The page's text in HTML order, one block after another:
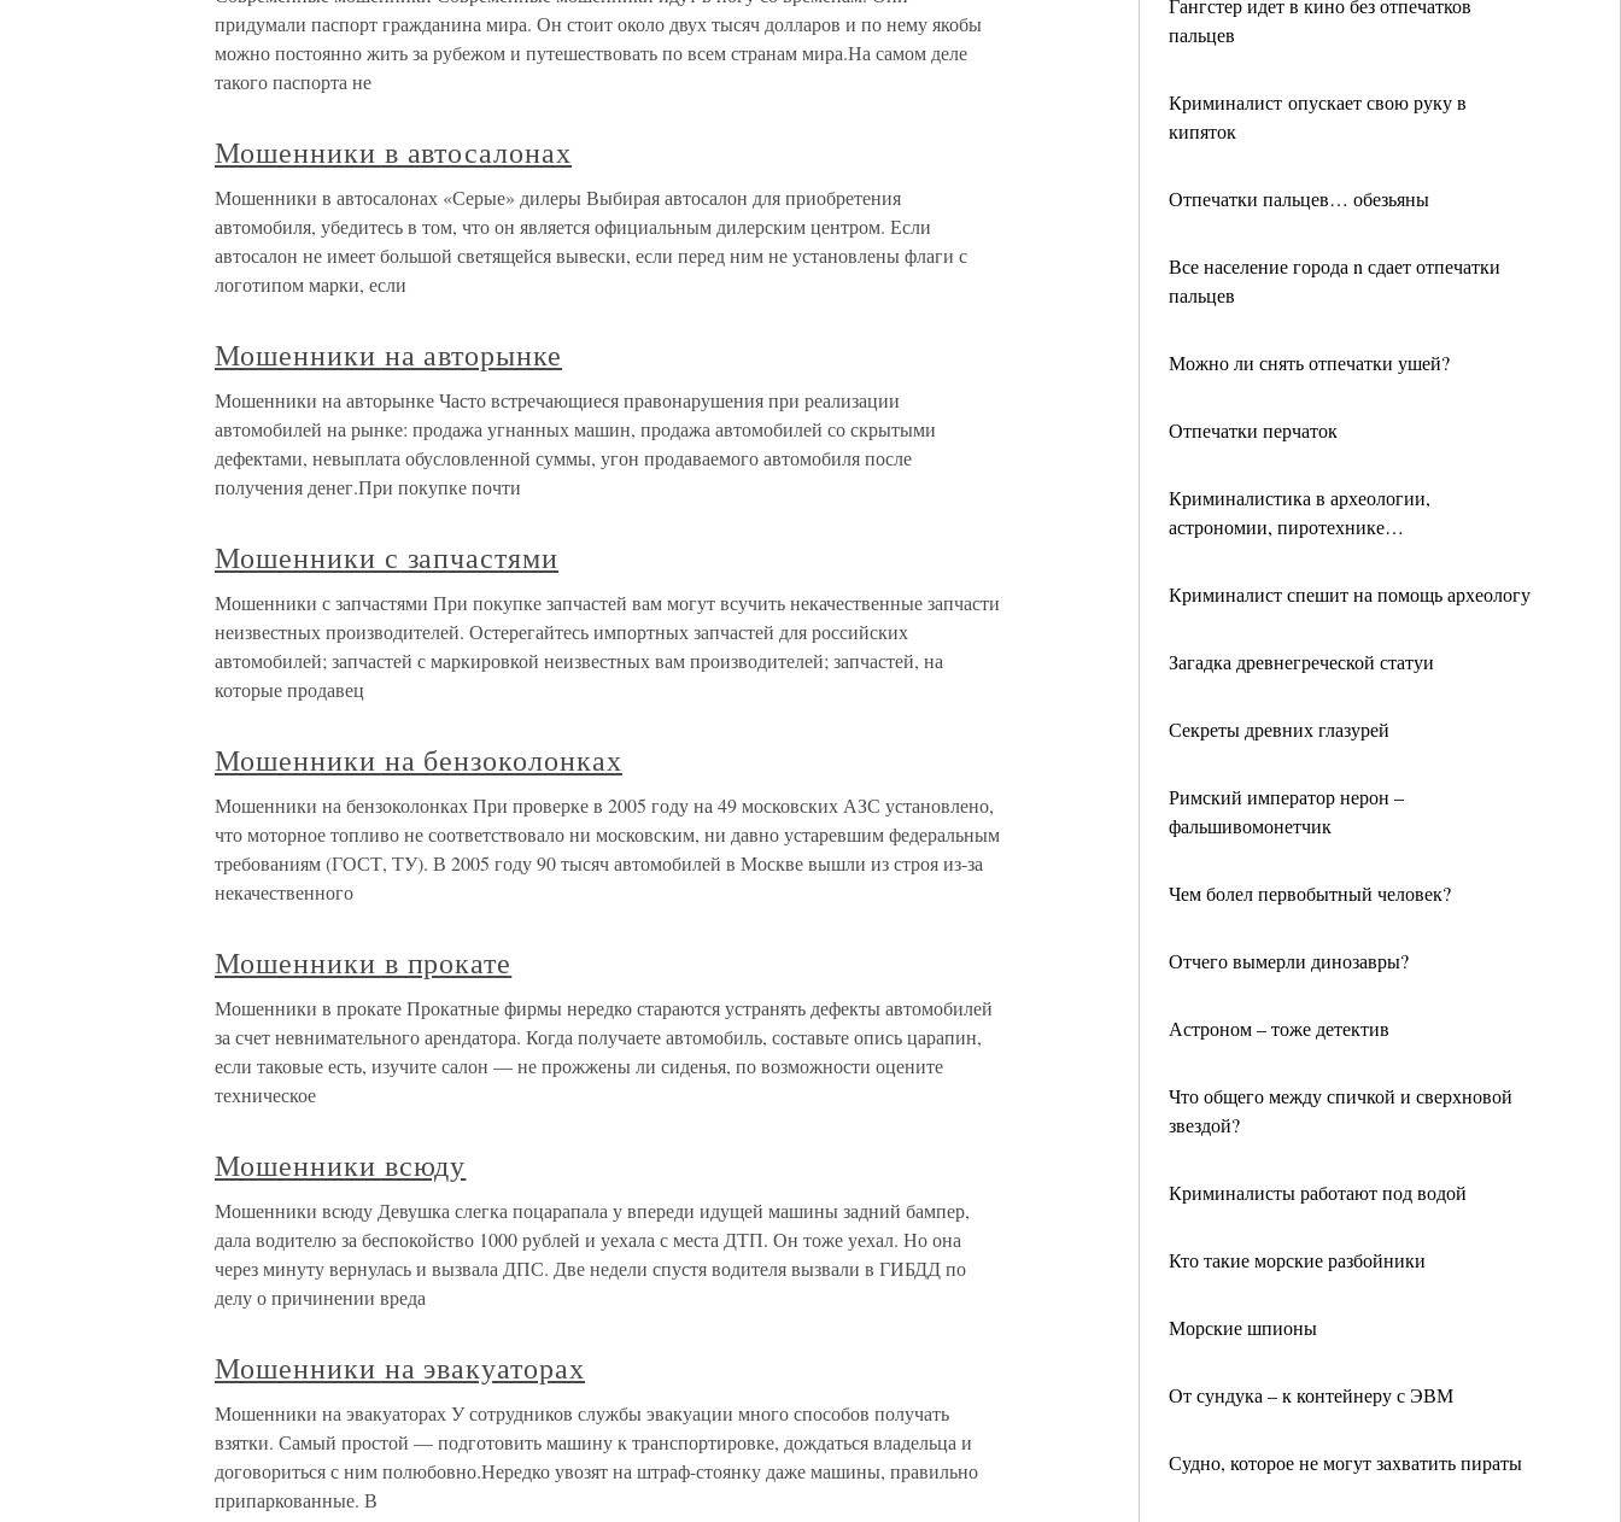
Гангстер идет в кино без отпечатков
пальцев
Криминалист опускает свою руку в
кипяток
Отпечатки пальцев… обезьяны
Все население города n сдает отпечатки
пальцев
Можно ли снять отпечатки ушей?
Отпечатки перчаток
Криминалистика в археологии,
астрономии, пиротехнике…
Криминалист спешит на помощь археологу
Загадка древнегреческой статуи
Секреты древних глазурей
Римский император нерон –
фальшивомонетчик
Чем болел первобытный человек?
Отчего вымерли динозавры?
Астроном – тоже детектив
Что общего между спичкой и сверхновой
звездой?
Криминалисты работают под водой
Кто такие морские разбойники
Морские шпионы
От сундука – к контейнеру с ЭВМ
Судно, которое не могут захватить пираты
придумали паспорт гражданина мира. Он стоит около двух тысяч долларов и по нему якобы
можно постоянно жить за рубежом и путешествовать по всем странам мира.На самом деле
такого паспорта не
Мошенники в автосалонах
Мошенники в автосалонах «Серые» дилеры Выбирая автосалон для приобретения
автомобиля, убедитесь в том, что он является официальным дилерским центром. Если
автосалон не имеет большой светящейся вывески, если перед ним не установлены флаги с
логотипом марки, если
Мошенники на авторынке
Мошенники на авторынке Часто встречающиеся правонарушения при реализации
автомобилей на рынке: продажа угнанных машин, продажа автомобилей со скрытыми
дефектами, невыплата обусловленной суммы, угон продаваемого автомобиля после
получения денег.При покупке почти
Мошенники с запчастями
Мошенники с запчастями При покупке запчастей вам могут всучить некачественные запчасти
неизвестных производителей. Остерегайтесь импортных запчастей для российских
автомобилей; запчастей с маркировкой неизвестных вам производителей; запчастей, на
которые продавец
Мошенники на бензоколонках
Мошенники на бензоколонках При проверке в 2005 году на 49 московских АЗС установлено,
что моторное топливо не соответствовало ни московским, ни давно устаревшим федеральным
требованиям (ГОСТ, ТУ). В 2005 году 90 тысяч автомобилей в Москве вышли из строя из-за
некачественного
Мошенники в прокате
Мошенники в прокате Прокатные фирмы нередко стараются устранять дефекты автомобилей
за счет невнимательного арендатора. Когда получаете автомобиль, составьте опись царапин,
если таковые есть, изучите салон — не прожжены ли сиденья, по возможности оцените
техническое
Мошенники всюду
Мошенники всюду Девушка слегка поцарапала у впереди идущей машины задний бампер,
дала водителю за беспокойство 1000 рублей и уехала с места ДТП. Он тоже уехал. Но она
через минуту вернулась и вызвала ДПС. Две недели спустя водителя вызвали в ГИБДД по
делу о причинении вреда
Мошенники на эвакуаторах
Мошенники на эвакуаторах У сотрудников службы эвакуации много способов получать
взятки. Самый простой — подготовить машину к транспортировке, дождаться владельца и
договориться с ним полюбовно.Нередко увозят на штраф-стоянку даже машины, правильно
припаркованные. В